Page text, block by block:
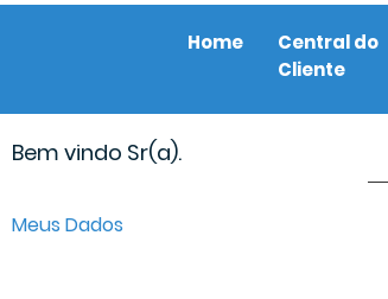
Home
Central do
Cliente
Bem vindo Sr(a).
Meus Dados